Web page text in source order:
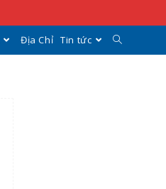
Địa Chỉ Tin tức